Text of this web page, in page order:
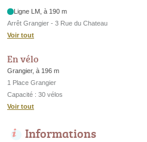
Ligne LM, à 190 m
Arrêt Grangier - 3 Rue du Chateau
Voir tout
En vélo
Grangier, à 196 m
1 Place Grangier
Capacité : 30 vélos
Voir tout
Informations